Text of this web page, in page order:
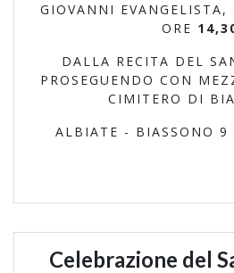
GIOVANNI EVANGELISTA,
ORE
DALLA RECITA DEL
PROSEGUENDO CON
CIMITERO DI
ALBIATE - BIASSONO 9
Celebrazione del